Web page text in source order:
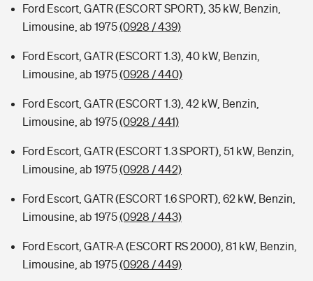
Ford Escort, GATR (ESCORT SPORT), 35 kW, Benzin,
Limousine, ab 1975(0928 / 439)
Ford Escort, GATR (ESCORT 1.3), 40 kW, Benzin,
Limousine, ab 1975(0928 / 440)
Ford Escort, GATR (ESCORT 1.3), 42 kW, Benzin,
Limousine, ab 1975(0928 / 441)
Ford Escort, GATR (ESCORT 1.3 SPORT), 51 kW, Benzin,
Limousine, ab 1975(0928 / 442)
Ford Escort, GATR (ESCORT 1.6 SPORT), 62 kW, Benzin,
Limousine, ab 1975(0928 / 443)
Ford Escort, GATR-A (ESCORT RS 2000), 81 kW, Benzin,
Limousine, ab 1975(0928 / 449)